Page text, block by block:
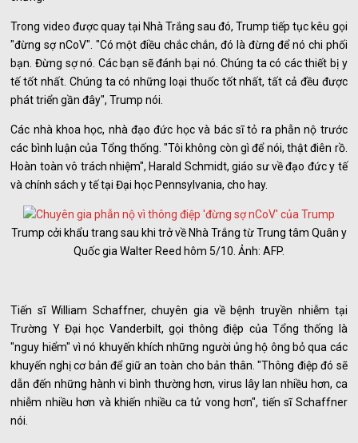
Trong video được quay tại Nhà Trắng sau đó, Trump tiếp tục kêu gọi
"đừng sợ nCoV". "Có một điều chắc chắn, đó là đừng để nó chi phối
bạn. Đừng sợ nó. Các bạn sẽ đánh bại nó. Chúng ta có các thiết bị y
tế tốt nhất. Chúng ta có những loại thuốc tốt nhất, tất cả đều được
phát triển gần đây", Trump nói.
Các nhà khoa học, nhà đạo đức học và bác sĩ tỏ ra phẫn nộ trước
các bình luận của Tổng thống. "Tôi không còn gì để nói, thật điên rồ.
Hoàn toàn vô trách nhiệm", Harald Schmidt, giáo sư về đạo đức y tế
và chính sách y tế tại Đại học Pennsylvania, cho hay.
Trump cởi khẩu trang sau khi trở về Nhà Trắng từ Trung tâm Quân y
Quốc gia Walter Reed hôm 5/10. Ảnh: AFP.
Tiến sĩ William Schaffner, chuyên gia về bệnh truyền nhiễm tại
Trường Y Đại học Vanderbilt, gọi thông điệp của Tổng thống là
"nguy hiểm" vì nó khuyến khích những người ủng hộ ông bỏ qua các
khuyến nghị cơ bản để giữ an toàn cho bản thân. "Thông điệp đó sẽ
dẫn đến những hành vi bình thường hơn, virus lây lan nhiều hơn, ca
nhiễm nhiều hơn và khiến nhiều ca tử vong hơn", tiến sĩ Schaffner
nói.